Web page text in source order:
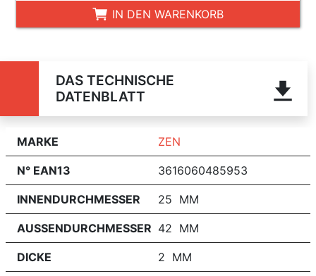
IN DEN WARENKORB
DAS TECHNISCHE
DATENBLATT
MARKE ZEN
N° EAN13 3616060485953
INNENDURCHMESSER 25 MM
AUSSENDURCHMESSER 42 MM
DICKE 2 MM